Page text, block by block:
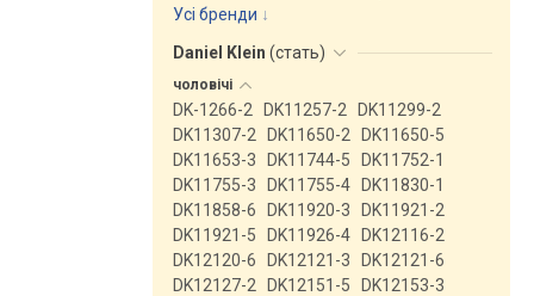
Усі бренди
Daniel Klein (стать)
чоловічі
DK-1266-2 DK11257-2
DK11299-2
DK11307-2
DK11650-2
DK11650-5
DK11653-3
DK11744-5
DK11752-1
DK11755-3
DK11755-4
DK11830-1
DK11858-6
DK11920-3
DK11921-2
DK11921-5
DK11926-4
DK12116-2
DK12120-6
DK12121-3
DK12121-6
DK12127-2
DK12151-5
DK12153-3